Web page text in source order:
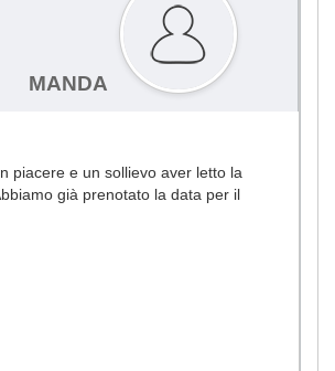
MANDA
piacere e un sollievo aver letto la
già prenotato la data per il